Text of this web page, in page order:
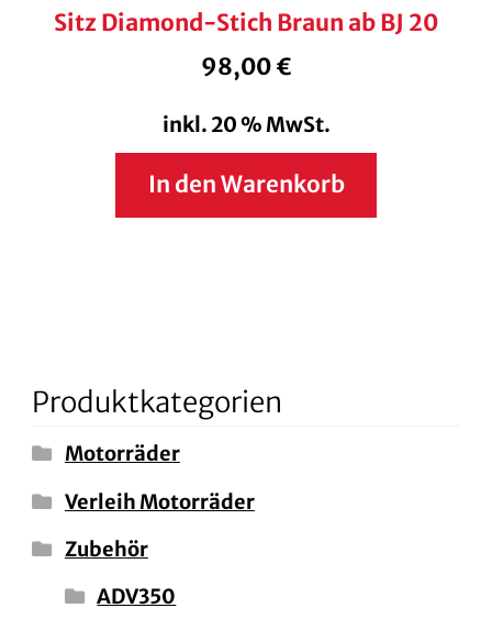
Sitz Diamond-Stich Braun ab BJ 20
98,00€
inkl. 20 % MwSt.
In den Warenkorb
Produktkategorien
Motorräder
Verleih Motorräder
Zubehör
ADV350